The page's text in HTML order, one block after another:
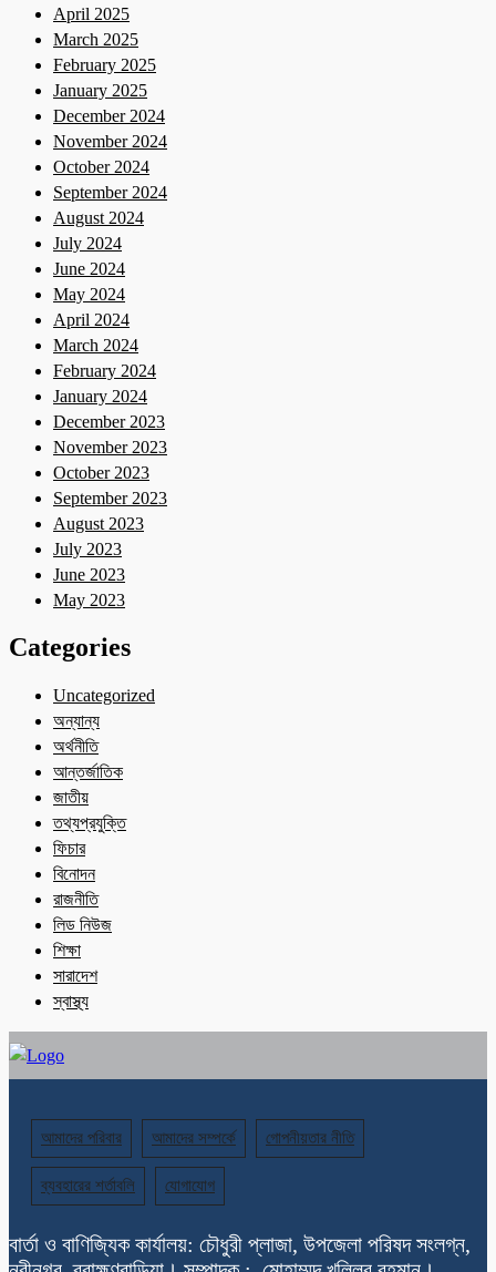
April 2025
March 2025
February 2025
January 2025
December 2024
November 2024
October 2024
September 2024
August 2024
July 2024
June 2024
May 2024
April 2024
March 2024
February 2024
January 2024
December 2023
November 2023
October 2023
September 2023
August 2023
July 2023
June 2023
May 2023
Categories
Uncategorized
অন্যান্য
অর্থনীতি
আন্তর্জাতিক
জাতীয়
তথ্যপ্রযুক্তি
ফিচার
বিনোদন
রাজনীতি
লিড নিউজ
শিক্ষা
সারাদেশ
স্বাস্থ্য
আমাদের পরিবার আমাদের সম্পর্কে গোপনীয়তার নীতি
ব্যবহারের শর্তাবলি যোগাযোগ
বার্তা ও বাণিজ্যিক কার্যালয়: চৌধুরী প্লাজা, উপজেলা পরিষদ সংলগ্ন,